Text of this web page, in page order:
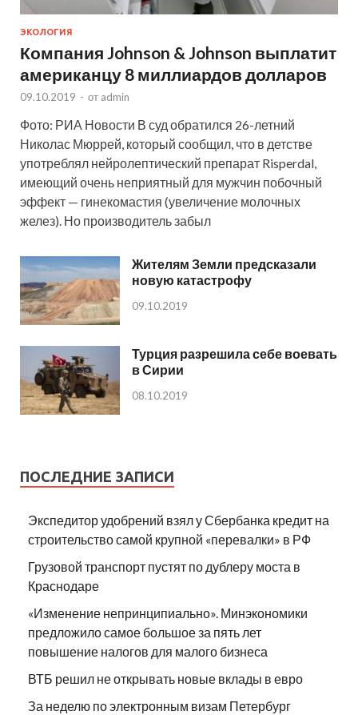
ЭКОЛОГИЯ
Компания Johnson & Johnson выплатит
американцу 8 миллиардов долларов
09.10.2019 - от admin
Фото: РИА Новости В суд обратился 26-летний
Николас Мюррей, который сообщил, что в детстве
употреблял нейролептический препарат Risperdal,
имеющий очень неприятный для мужчин побочный
эффект — гинекомастия (увеличение молочных
желез). Но производитель забыл
Жителям Земли предсказали
новую катастрофу
09.10.2019
Турция разрешила себе воевать
в Сирии
08.10.2019
ПОСЛЕДНИЕ ЗАПИСИ
Экспедитор удобрений взял у Сбербанка кредит на
строительство самой крупной «перевалки» в РФ
Грузовой транспорт пустят по дублеру моста в
Краснодаре
«Изменение непринципиально». Минэкономики
предложило самое большое за пять лет
повышение налогов для малого бизнеса
ВТБ решил не открывать новые вклады в евро
За неделю по электронным визам Петербург